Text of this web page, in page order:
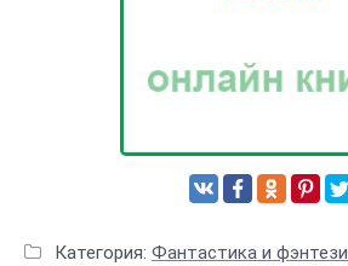
Категория: Фантастика и фэнтези